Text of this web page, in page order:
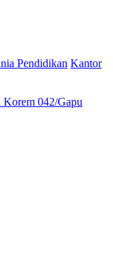
Pendidikan Kantor
Korem 042/Gapu